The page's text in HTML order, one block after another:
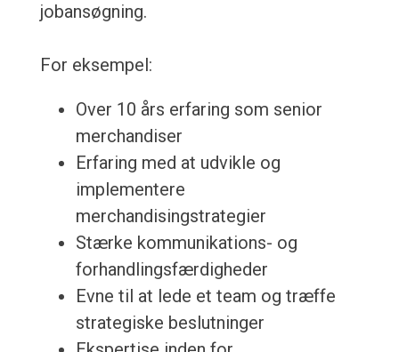
jobansøgning.
For eksempel:
Over 10 års erfaring som senior
merchandiser
Erfaring med at udvikle og
implementere
merchandisingstrategier
Stærke kommunikations- og
forhandlingsfærdigheder
Evne til at lede et team og træffe
strategiske beslutninger